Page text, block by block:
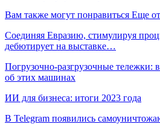
Вам также могут понравиться Еще
Соединяя Евразию, стимулируя
дебютирует на выставке…
Погрузочно-разгрузочные тележки:
об этих машинах
ИИ для бизнеса: итоги 2023 года
В Telegram появились